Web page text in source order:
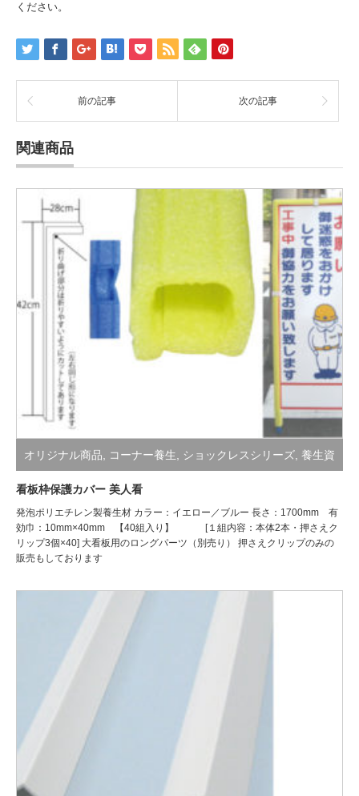
ください。
前の記事 次の記事
関連商品
オリジナル商品, コーナー養生, ショックレスシリーズ, 養生資
材
看板枠保護カバー 美人看
発泡ポリエチレン製養生材 カラー：イエロー／ブルー 長さ：1700mm 有
効巾：10mm×40mm 【40組入り】 [１組内容：本体2本・押さえク
リップ3個×40] 大看板用のロングパーツ（別売り） 押さえクリップのみの
販売もしております